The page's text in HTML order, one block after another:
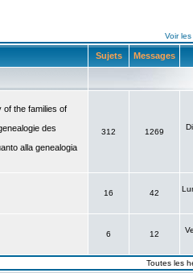
Voir
Sujets Messages
of the families of
des
alla genealogia
312 1269
16 42
6 12
Toutes les